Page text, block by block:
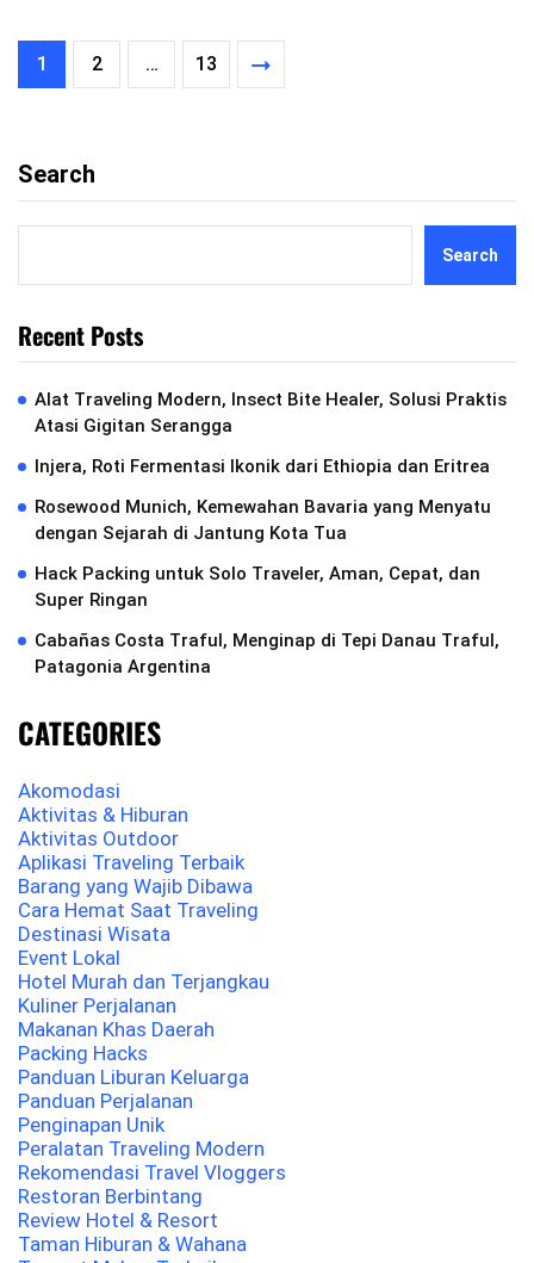
1 2 … 13
Search
Search
Recent Posts
Alat Traveling Modern, Insect Bite Healer, Solusi Praktis
Atasi Gigitan Serangga
Injera, Roti Fermentasi Ikonik dari Ethiopia dan Eritrea
Rosewood Munich, Kemewahan Bavaria yang Menyatu
dengan Sejarah di Jantung Kota Tua
Hack Packing untuk Solo Traveler, Aman, Cepat, dan
Super Ringan
Cabañas Costa Traful, Menginap di Tepi Danau Traful,
Patagonia Argentina
CATEGORIES
Akomodasi
Aktivitas & Hiburan
Aktivitas Outdoor
Aplikasi Traveling Terbaik
Barang yang Wajib Dibawa
Cara Hemat Saat Traveling
Destinasi Wisata
Event Lokal
Hotel Murah dan Terjangkau
Kuliner Perjalanan
Makanan Khas Daerah
Packing Hacks
Panduan Liburan Keluarga
Panduan Perjalanan
Penginapan Unik
Peralatan Traveling Modern
Rekomendasi Travel Vloggers
Restoran Berbintang
Review Hotel & Resort
Taman Hiburan & Wahana